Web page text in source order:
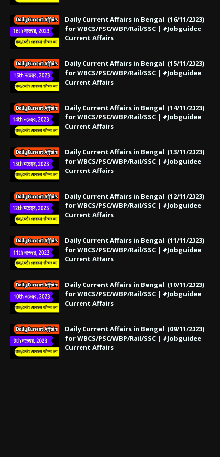
Daily Current Affairs in Bengali (16/11/2023)
for WBCS/PSC/WBP/Rail/SSC | #Jobguidee
Current Affairs
Daily Current Affairs in Bengali (15/11/2023)
for WBCS/PSC/WBP/Rail/SSC | #Jobguidee
Current Affairs
Daily Current Affairs in Bengali (14/11/2023)
for WBCS/PSC/WBP/Rail/SSC | #Jobguidee
Current Affairs
Daily Current Affairs in Bengali (13/11/2023)
for WBCS/PSC/WBP/Rail/SSC | #Jobguidee
Current Affairs
Daily Current Affairs in Bengali (12/11/2023)
for WBCS/PSC/WBP/Rail/SSC | #Jobguidee
Current Affairs
Daily Current Affairs in Bengali (11/11/2023)
for WBCS/PSC/WBP/Rail/SSC | #Jobguidee
Current Affairs
Daily Current Affairs in Bengali (10/11/2023)
for WBCS/PSC/WBP/Rail/SSC | #Jobguidee
Current Affairs
Daily Current Affairs in Bengali (09/11/2023)
for WBCS/PSC/WBP/Rail/SSC | #Jobguidee
Current Affairs